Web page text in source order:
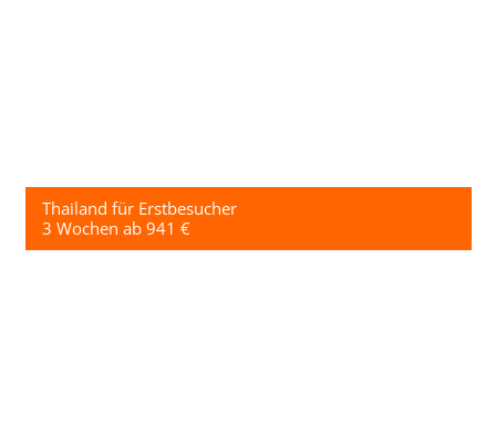
Thailand für Erstbesucher
3 Wochen ab 941 €